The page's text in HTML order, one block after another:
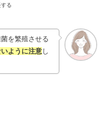
る
を繁殖させる
ように注意し